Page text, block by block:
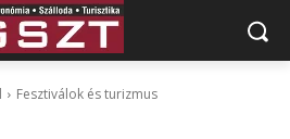
Fesztiválok és turizmus